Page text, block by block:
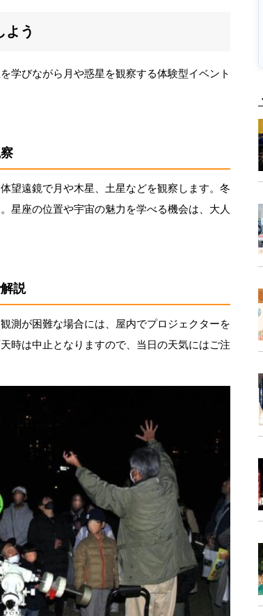
よう
学びながら月や惑星を観察する体験型イベント
望遠鏡で月や木星、土星などを観察します。冬
星座の位置や宇宙の魅力を学べる機会は、大人
説
測が困難な場合には、屋内でプロジェクターを
時は中止となりますので、当日の天気にはご注